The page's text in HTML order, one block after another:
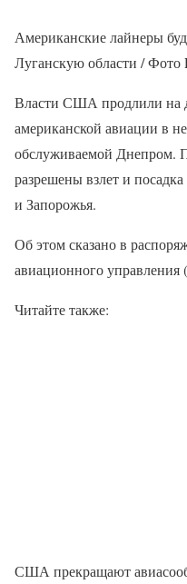
Американские лайнеры
Луганскую области / Фото
Власти США продлили на
американской авиации в
обслуживаемой Днепром.
разрешены взлет и
и Запорожья.
Об этом сказано в
авиационного
Читайте также:
США прекращают